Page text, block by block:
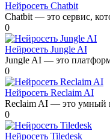
Нейросеть Chatbit
Chatbit — это сервис,
0
Нейросеть Jungle AI
Jungle AI — это
0
Нейросеть Reclaim AI
Reclaim AI — это умный
0
Нейросеть Tiledesk